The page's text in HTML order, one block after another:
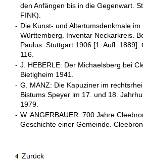
den Anfängen bis in die Gegenwart.
FINK).
- Die Kunst- und Altertumsdenkmale im
Württemberg. Inventar Neckarkreis.
Paulus. Stuttgart 1906 [1. Aufl. 1889].
116.
- J. HEBERLE: Der Michaelsberg bei
Bietigheim 1941.
- G. MANZ: Die Kapuziner im
Bistums Speyer im 17. und 18.
1979.
- W. ANGERBAUER: 700 Jahre
Geschichte einer Gemeinde.
Zurück